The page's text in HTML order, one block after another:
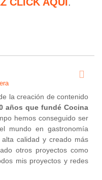
la creación de contenido
años que fundé Cocina
hemos conseguido ser
mundo en gastronomía
calidad y creado más
otros proyectos como
mis proyectos y redes